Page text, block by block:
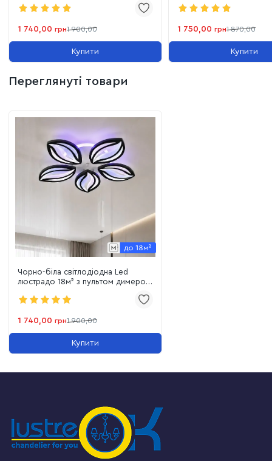
3color)
1 740,00 грн1 900,00
Купити
1 750,00 грн1 870,00
Купити
Переглянуті товари
Чорно-біла світлодіодна Led
люстрадо 18м² з пультом димером
3color)
1 740,00 грн1 900,00
Купити